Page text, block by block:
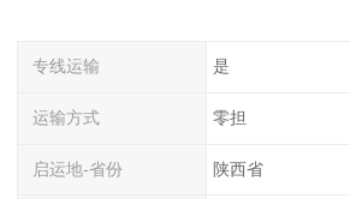
专线运输 是
运输方式 零担
启运地-省份 陕西省